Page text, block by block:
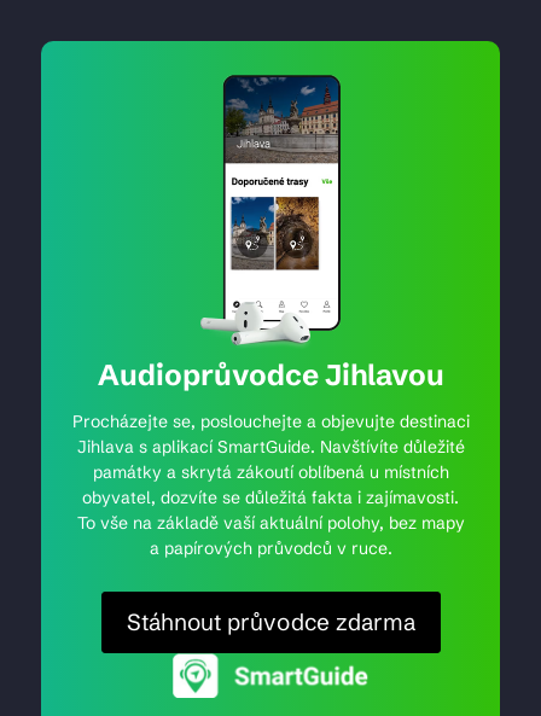
Audioprůvodce Jihlavou
Procházejte se, poslouchejte a objevujte destinaci
Jihlava s aplikací SmartGuide. Navštívíte důležité
památky a skrytá zákoutí oblíbená u místních
obyvatel, dozvíte se důležitá fakta i zajímavosti.
To vše na základě vaší aktuální polohy, bez mapy
a papírových průvodců v ruce.
Stáhnout průvodce zdarma